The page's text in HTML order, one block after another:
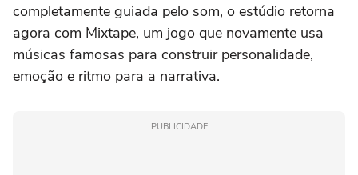
completamente guiada pelo som, o estúdio retorna
agora com Mixtape, um jogo que novamente usa
músicas famosas para construir personalidade,
emoção e ritmo para a narrativa.
PUBLICIDADE